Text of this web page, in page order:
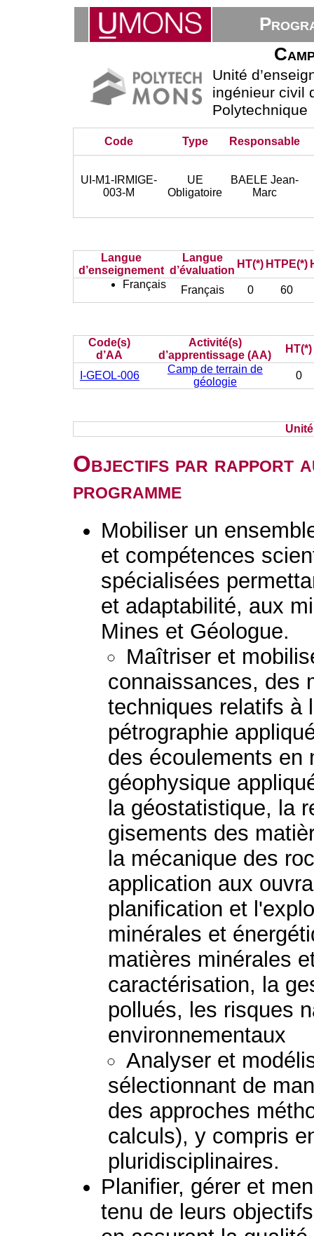
Unité
ingénieur civil
Polytechnique
Code Type Responsable
UI-M1-IRMIGE-
003-M
UE
Obligatoire
BAELE Jean-
Marc
Langue
d’enseignement
Langue
d’évaluation
HT(*) HTPE(*)
Français
Français 0 60
Code(s)
d’AA
Activité(s)
d’apprentissage (AA)
HT(*)
I-GEOL-006
Camp de terrain de
géologie
0
Objectifs par rapport
programme
Mobiliser un
et compétences
spécialisées
et adaptabilité, aux
Mines et Géologue.
Maîtriser et
connaissances, des
techniques relatifs à
pétrographie
des écoulements en
géophysique
la géostatistique, la
gisements des
la mécanique des
application aux
planification et
minérales et
matières minérales
caractérisation, la
pollués, les risques
environnementaux
Analyser et
sélectionnant de
des approches
calculs), y compris
pluridisciplinaires.
Planifier, gérer et
tenu de leurs